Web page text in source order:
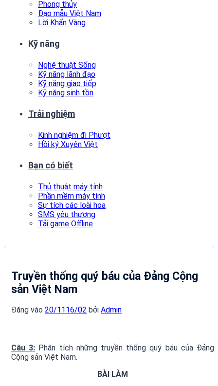
Phong thủy
Đạo mẫu Việt Nam
Lời Khấn Vàng
Kỹ năng
Nghệ thuật Sống
Kỹ năng lãnh đạo
Kỹ năng giao tiếp
Kỹ năng sinh tồn
Trải nghiệm
Kinh nghiệm đi Phượt
Hồi ký Xuyên Việt
Bạn có biết
Thủ thuật máy tính
Phần mềm máy tính
Sự tích các loài hoa
SMS yêu thương
Tải game Offline
Truyền thống quý báu của Đảng Cộng
sản Việt Nam
Đăng vào 20/11 16/02 bởi Admin
Câu 3: Phân tích những truyền thống quý báu của Đảng
Cộng sản Việt Nam.
BÀI LÀM